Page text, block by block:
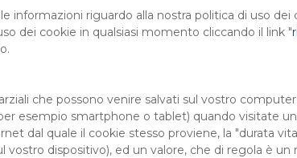
informazioni riguardo alla nostra politica di uso
dei cookie in qualsiasi momento cliccando il link "
che possono venire salvati sul vostro
esempio smartphone o tablet) quando visitate
dal quale il cookie stesso proviene, la "durata
vostro dispositivo), ed un valore, che di regola è un